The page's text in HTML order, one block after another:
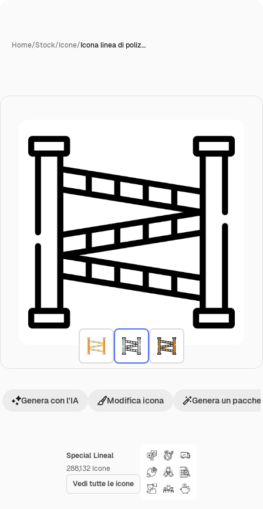
Home/Stock/Icone/Icona linea di poliz…
Special Lineal
288,132 Icone
Vedi tutte le icone
Genera con l'IA Modifica icona Genera un